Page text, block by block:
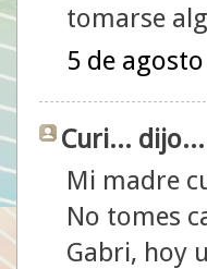
tomarse
5 de
Curi... dijo...
Mi madre
No tomes
Gabri, hoy